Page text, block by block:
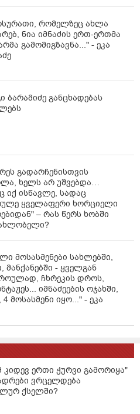
რომელზეც ახლა
ნია იმნაძის ერთ-ერთმა
გამომიგზავნა..." - ეკა
ბარამიძე განცხადებას
გადარჩენისთვის
ხელს არ უშვებდა…
იქ ისწავლე, სადაც
ყველაფერი ხორციელი
– რას წერს ხობში
მოსასმენები სახლებში,
მანქანებში - ყველგან
ჩხრეკის დროს,
იმნაძეების ოჯახში,
4 მოსასმენი იყო..." - ეკა
კიდევ ერთი ჭურვი გამორიყა"
ვრცელდება
ქსელში?